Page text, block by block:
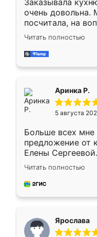
Заказывала
очень довольна.
посчитала, на
Замерщик
делу со всей
за день, ребята
Читать полностью
Аринка Р.
5 августа
Больше всех мне
предложение от
Елены
короткие сроки
для замера
предложил по
Читать полностью
Ярослава